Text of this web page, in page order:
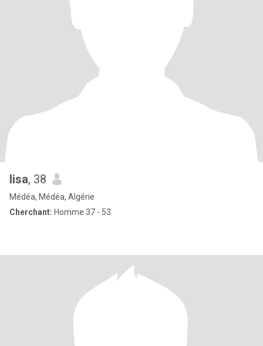
lisa, 38
Médéa, Médéa, Algérie
Cherchant: Homme 37 - 53